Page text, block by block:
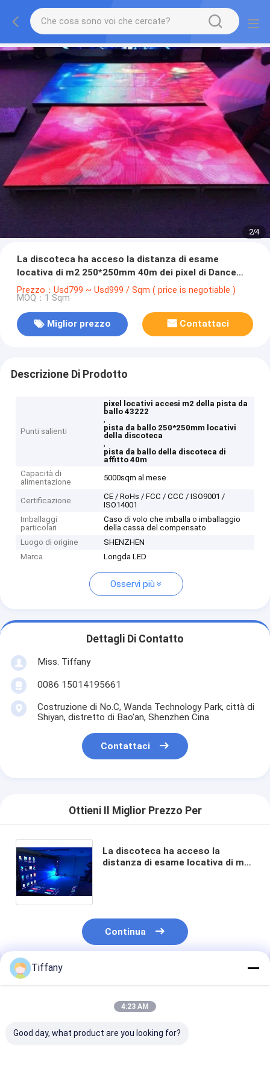
2/4
La discoteca ha acceso la distanza di esame
locativa di m2 250*250mm 40m dei pixel di Dance
Floor 43222
Prezzo：Usd799 ~ Usd999 / Sqm ( price is negotiable )
MOQ：1 Sqm
Miglior prezzo Contattaci
Descrizione Di Prodotto
Punti salienti
pixel locativi accesi m2 della pista da
ballo 43222
,
pista da ballo 250*250mm locativi
della discoteca
,
pista da ballo della discoteca di
affitto 40m
Capacità di
alimentazione
5000sqm al mese
Certificazione
CE / RoHs / FCC / CCC / ISO9001 /
ISO14001
Imballaggi
particolari
Caso di volo che imballa o imballaggio
della cassa del compensato
Luogo di origine
SHENZHEN
Marca
Longda LED
Osservi più
Dettagli Di Contatto
Miss. Tiffany
0086 15014195661
Costruzione di No.C, Wanda Technology Park, città di
Shiyan, distretto di Bao'an, Shenzhen Cina
Contattaci
Ottieni Il Miglior Prezzo Per
La discoteca ha acceso la
distanza di esame locativa di m2
Continua
Prodotti Raccomandati
Tiffany
4:23 AM
Good day, what product are you looking for?